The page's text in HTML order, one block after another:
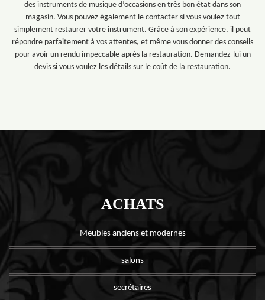
des instruments de musique d’occasions en très bon état dans son
magasin. Vous pouvez également le contacter si vous voulez tout
simplement restaurer votre instrument. Grâce à son expérience, il peut
répondre parfaitement à vos attentes, et même vous donner des conseils
pour avoir un rendu impeccable après la restauration. Demandez-lui un
devis si vous voulez les détails sur le coût de la restauration.
ACHATS
Meubles anciens et modernes
salons
secrétaires